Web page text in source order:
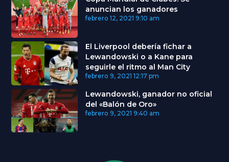
anuncian los ganadores
febrero 12, 2021 9:10 am
El Liverpool debería fichar a
Lewandowski o a Kane para
seguirle el ritmo al Man City
febrero 9, 2021 12:17 pm
Lewandowski, ganador no oficial
del «Balón de Oro»
febrero 9, 2021 9:40 am